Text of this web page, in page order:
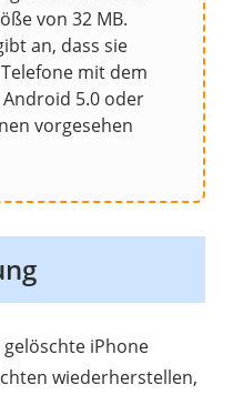
von 32 MB.
an, dass sie
mit dem
5.0 oder
vorgesehen
iPhone
wiederherstellen,